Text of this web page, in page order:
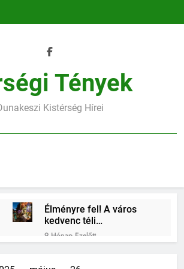
Tények
Kistérség Hírei
Élményre fel! A város
kedvenc téli
találkozóhelye vár rád
9 Hónap Ezelőtt
9 Hónap Ezelőtt